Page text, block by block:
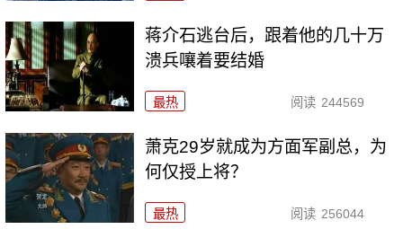
蒋介石逃台后，跟着他的几十万
溃兵嚷着要结婚
最热 阅读 244569
萧克29岁就成为方面军副总，为
何仅授上将？
最热 阅读 256044